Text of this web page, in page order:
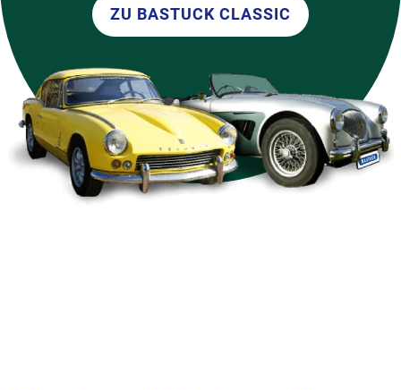
ZU BASTUCK CLASSIC